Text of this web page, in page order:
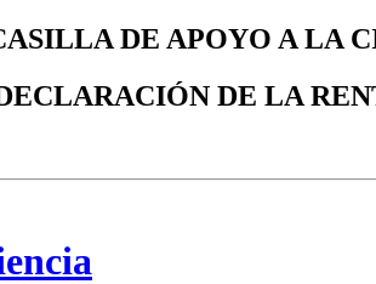
DE APOYO A LA
DE LA